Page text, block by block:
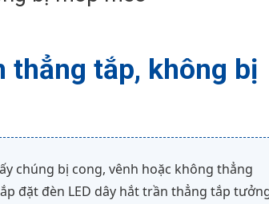
thẳng tắp, không bị
chúng bị cong, vênh hoặc không thẳng
đặt đèn LED dây hắt trần thẳng tắp